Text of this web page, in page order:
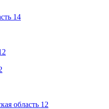
14
область 12